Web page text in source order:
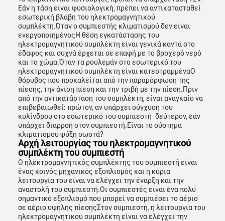
Εάν η τάση είναι φυσιολογική, πρέπει να αντικατασταθεί
εσωτερική βλάβη του ηλεκτρομαγνητικού
συμπλέκτη.Όταν ο συμπιεστής κλιματισμού δεν είναι
ενεργοποιημένοςΗ θέση εγκατάστασης του
ηλεκτρομαγνητικού συμπλέκτη είναι γενικά κοντά στο
έδαφος και συχνά έρχεται σε επαφή με το βροχερό νερό
και το χώμα.Όταν τα ρουλεμάν στο εσωτερικό του
ηλεκτρομαγνητικού συμπλέκτη είναι κατεστραμμέναΟ
θόρυβος που προκαλείται από την παραμόρφωση της
πίεσης, την άνιση πίεση και την τριβή με την πίεση.Πριν
από την αντικατάσταση του συμπλέκτη, είναι αναγκαίο να
επιβεβαιωθεί: πρώτον, αν υπάρχει σύγχυση του
κυλίνδρου στο εσωτερικό του συμπιεστή· δεύτερον, εάν
υπάρχει διαρροή στον συμπιεστή.Είναι το σύστημα
κλιματισμού ψύξη σωστά?
Αρχή λειτουργίας του ηλεκτρομαγνητικού
συμπλέκτη του συμπιεστή
Ο ηλεκτρομαγνητικός συμπλέκτης του συμπιεστή είναι
ένας κοινός μηχανικός εξοπλισμός και η κύρια
λειτουργία του είναι να ελέγχει την έναρξη και την
αναστολή του συμπιεστή.Οι συμπιεστές είναι ένα πολύ
σημαντικό εξοπλισμό που μπορεί να συμπιέσει το αέριο
σε αέριο υψηλής πίεσηςΣτον συμπιεστή, η λειτουργία του
ηλεκτρομαγνητικού συμπλέκτη είναι να ελέγχει την